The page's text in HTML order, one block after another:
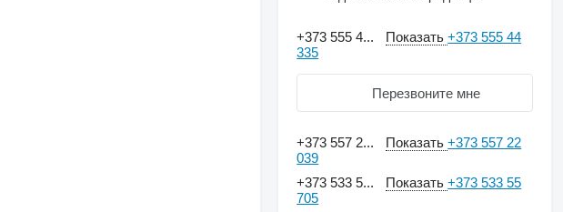
+373 555 4... Показать+373 555 44
335
Перезвоните мне
+373 557 2... Показать+373 557 22
039
+373 533 5...
Показать+373 533 55
705